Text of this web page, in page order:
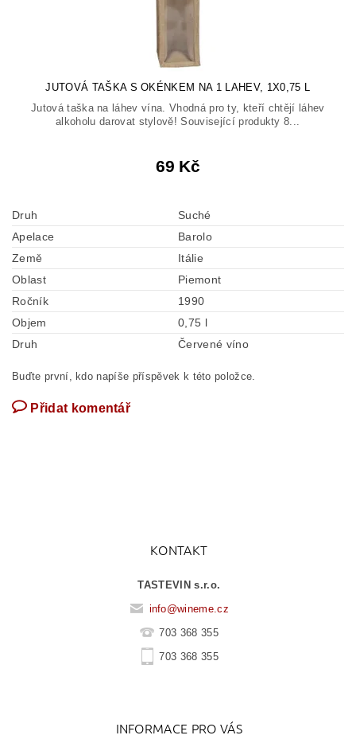
JUTOVÁ TAŠKA S OKÉNKEM NA 1 LAHEV, 1X0,75 L
Jutová taška na láhev vína. Vhodná pro ty, kteří chtějí láhev
alkoholu darovat stylově! Související produkty 8...
69 Kč
Druh
Suché
Apelace
Barolo
Země
Itálie
Oblast
Piemont
Ročník
1990
Objem
0,75 l
Druh
Červené víno
Buďte první, kdo napíše příspěvek k této položce.
Přidat komentář
KONTAKT
TASTEVIN s.r.o.
info@wineme.cz
703 368 355
703 368 355
INFORMACE PRO VÁS